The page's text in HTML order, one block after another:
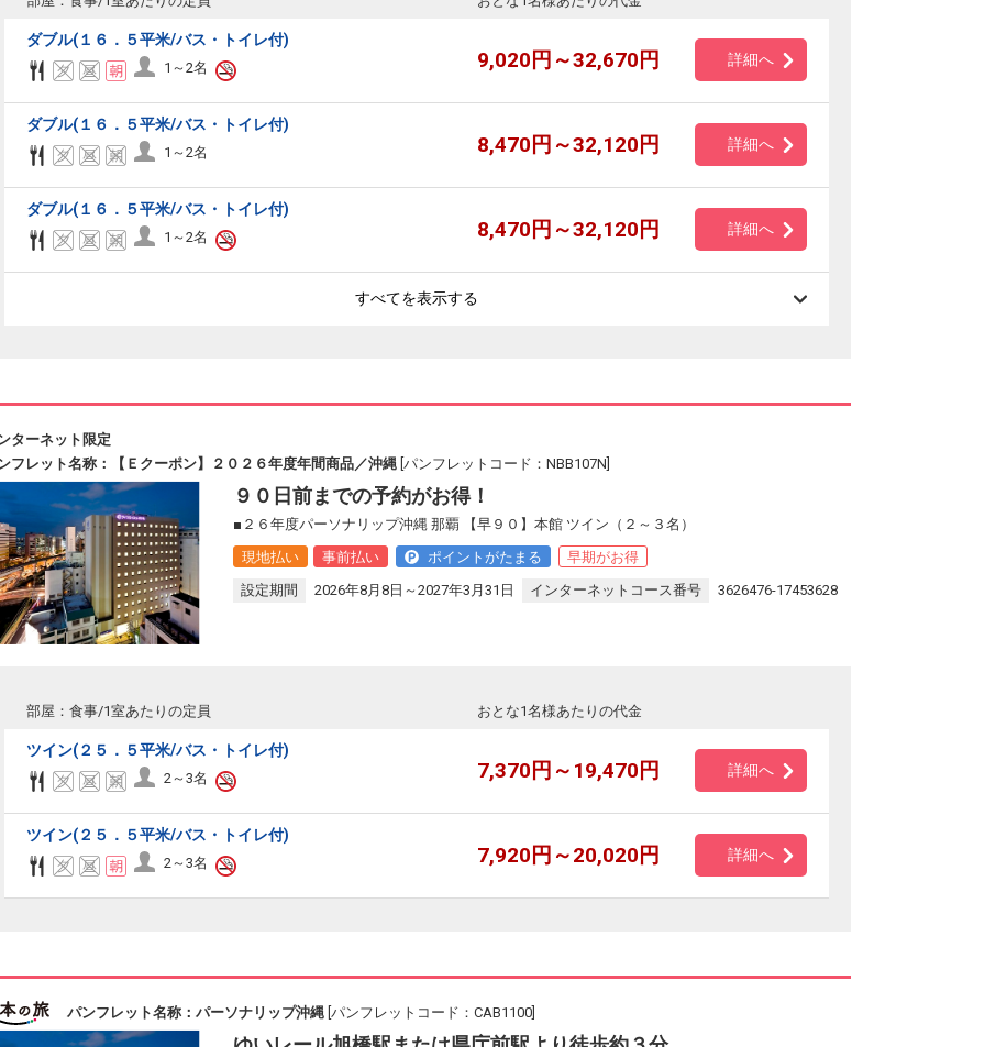
ダブル(１６．５平米/バス・トイレ付)
1～2名 9,020円～32,670円 詳細へ
ダブル(１６．５平米/バス・トイレ付)
1～2名 8,470円～32,120円 詳細へ
ダブル(１６．５平米/バス・トイレ付)
1～2名 8,470円～32,120円 詳細へ
すべてを表示する
ターネット限定
フレット名称：【Ｅクーポン】２０２６年度年間商品／沖縄 [パンフレットコード：NBB107N]
９０日前までの予約がお得！
■２６年度パーソナリップ沖縄 那覇 【早９０】本館 ツイン（２～３名）
現地払い
事前払い ポイントがたまる
早期がお得
設定期間
2026年8月8日～2027年3月31日 インターネットコース番号 3626476-17453628
部屋：食事/1室あたりの定員 おとな1名様あたりの代金
ツイン(２５．５平米/バス・トイレ付)
2～3名 7,370円～19,470円 詳細へ
ツイン(２５．５平米/バス・トイレ付)
2～3名 7,920円～20,020円 詳細へ
パンフレット名称：パーソナリップ沖縄 [パンフレットコード：CAB1100]